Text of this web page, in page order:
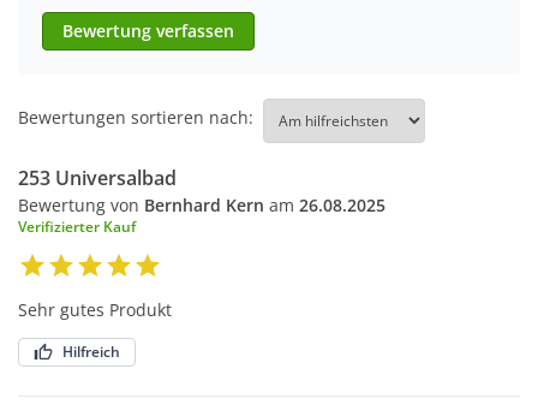
Bewertung verfassen
Bewertungen sortieren nach:
253 Universalbad
Bewertung von Bernhard Kern am 26.08.2025
Verifizierter Kauf
Sehr gutes Produkt
Hilfreich